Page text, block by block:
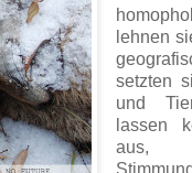
lehnen
setzten
und
lassen